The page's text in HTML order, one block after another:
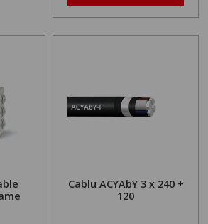
Cablu ACYAbY 3 x 240 +
120